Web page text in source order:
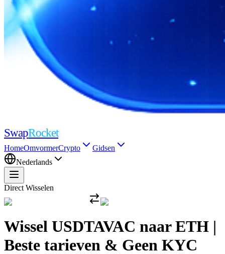
SwapRocket
HomeOmvormerCrypto
Gidsen
Nederlands
Direct Wisselen
Wissel USDTAVAC naar ETH |
Beste tarieven & Geen KYC